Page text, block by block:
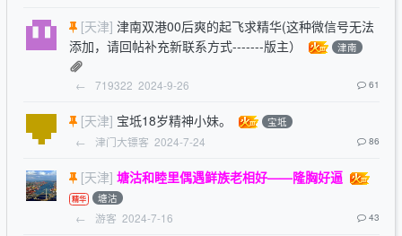
[天津] 津南双港00后爽的起飞求精华(这种微信号无法
添加，请回帖补充新联系方式-------版主）
津南
← 719322 2024-9-26 61
[天津] 宝坻18岁精神小妹。 宝坻
← 津门大镖客 2024-7-24 86
[天津] 塘沽和睦里偶遇鲜族老相好——隆胸好逼
塘沽
← 游客 2024-7-16 43